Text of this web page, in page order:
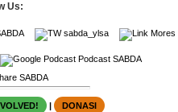
Us:
sabda_ylsa Mores
Podcast SABDA
SABDA
| DONASI